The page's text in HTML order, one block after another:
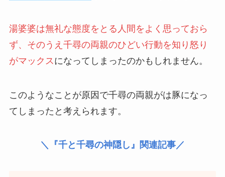
湯婆婆は無礼な態度をとる人間をよく思っておら
ず、そのうえ千尋の両親のひどい行動を知り怒り
がマックス になってしまったのかもしれません。
このようなことが原因で千尋の両親がは豚になっ
てしまったと考えられます。
＼『千と千尋の神隠し』関連記事／